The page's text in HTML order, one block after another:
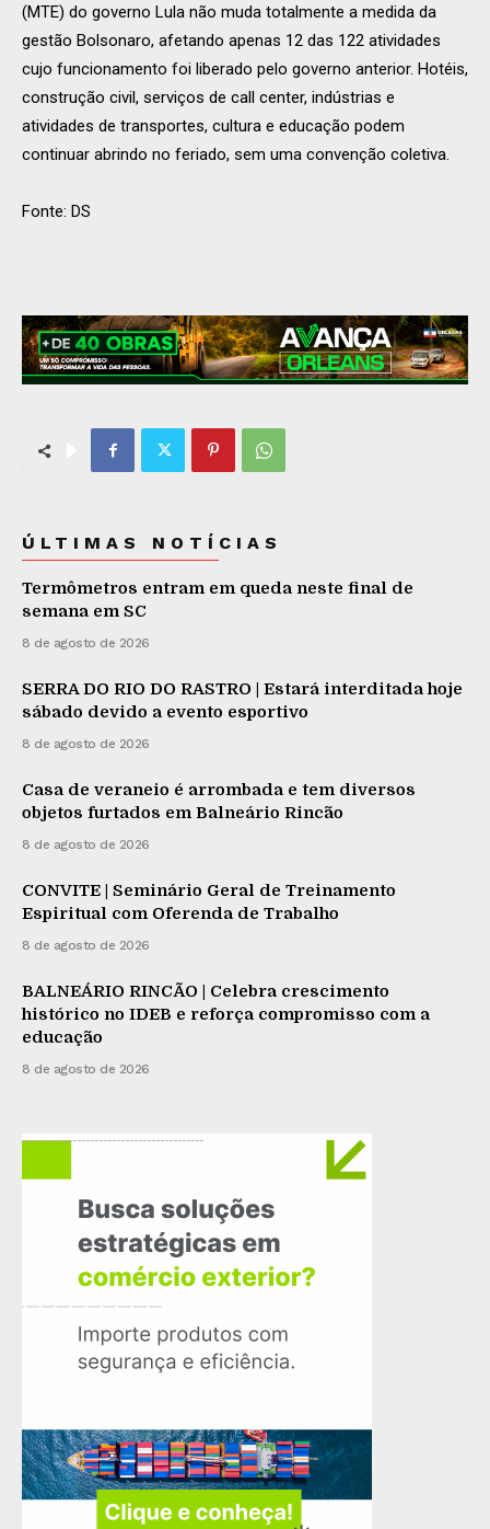
(MTE) do governo Lula não muda totalmente a medida da
gestão Bolsonaro, afetando apenas 12 das 122 atividades
cujo funcionamento foi liberado pelo governo anterior. Hotéis,
construção civil, serviços de call center, indústrias e
atividades de transportes, cultura e educação podem
continuar abrindo no feriado, sem uma convenção coletiva.
Fonte: DS
ÚLTIMAS NOTÍCIAS
Termômetros entram em queda neste final de
semana em SC
8 de agosto de 2026
SERRA DO RIO DO RASTRO | Estará interditada hoje
sábado devido a evento esportivo
8 de agosto de 2026
Casa de veraneio é arrombada e tem diversos
objetos furtados em Balneário Rincão
8 de agosto de 2026
CONVITE | Seminário Geral de Treinamento
Espiritual com Oferenda de Trabalho
8 de agosto de 2026
BALNEÁRIO RINCÃO | Celebra crescimento
histórico no IDEB e reforça compromisso com a
educação
8 de agosto de 2026